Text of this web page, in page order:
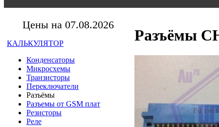
Цены на 07.08.2026
КАЛЬКУЛЯТОР
Конденсаторы
Микросхемы
Транзисторы
Переключатели
Разъёмы
Разъемы от GSM плат
Резисторы
Реле
Разъёмы